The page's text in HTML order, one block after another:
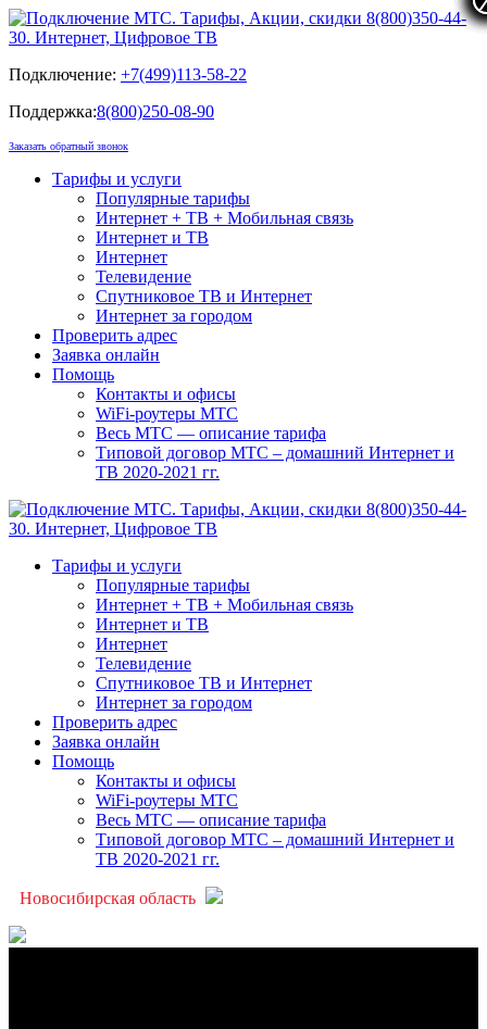
Подключение: +7(499)113-58-22
Поддержка:8(800)250-08-90
Заказать обратный звонок
Тарифы и услуги
Популярные тарифы
Интернет + ТВ + Мобильная связь
Интернет и ТВ
Интернет
Телевидение
Спутниковое ТВ и Интернет
Интернет за городом
Проверить адрес
Заявка онлайн
Помощь
Контакты и офисы
WiFi-роутеры МТС
Весь МТС — описание тарифа
Типовой договор МТС – домашний Интернет и
ТВ 2020-2021 гг.
Тарифы и услуги
Популярные тарифы
Интернет + ТВ + Мобильная связь
Интернет и ТВ
Интернет
Телевидение
Спутниковое ТВ и Интернет
Интернет за городом
Проверить адрес
Заявка онлайн
Помощь
Контакты и офисы
WiFi-роутеры МТС
Весь МТС — описание тарифа
Типовой договор МТС – домашний Интернет и
ТВ 2020-2021 гг.
Новосибирская область